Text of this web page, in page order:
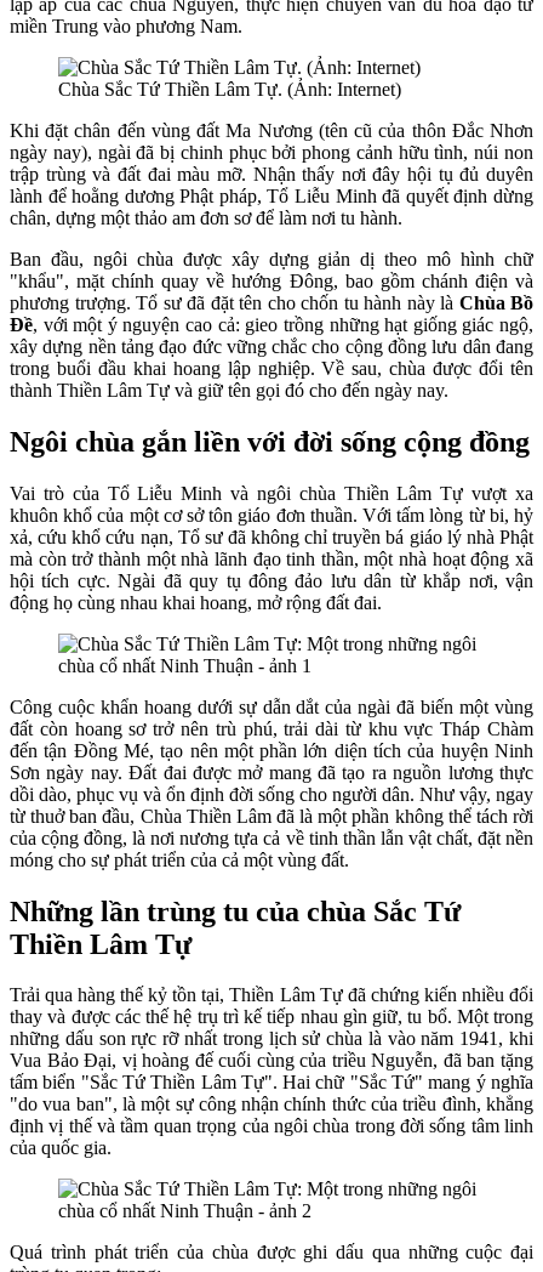
miền Trung vào phương Nam.
Chùa Sắc Tứ Thiền Lâm Tự. (Ảnh: Internet)
Khi đặt chân đến vùng đất Ma Nương (tên cũ của thôn Đắc Nhơn
ngày nay), ngài đã bị chinh phục bởi phong cảnh hữu tình, núi non
trập trùng và đất đai màu mỡ. Nhận thấy nơi đây hội tụ đủ duyên
lành để hoằng dương Phật pháp, Tổ Liễu Minh đã quyết định dừng
chân, dựng một thảo am đơn sơ để làm nơi tu hành.
Ban đầu, ngôi chùa được xây dựng giản dị theo mô hình chữ
"khẩu", mặt chính quay về hướng Đông, bao gồm chánh điện và
phương trượng. Tổ sư đã đặt tên cho chốn tu hành này là Chùa Bồ
Đề, với một ý nguyện cao cả: gieo trồng những hạt giống giác ngộ,
xây dựng nền tảng đạo đức vững chắc cho cộng đồng lưu dân đang
trong buổi đầu khai hoang lập nghiệp. Về sau, chùa được đổi tên
thành Thiền Lâm Tự và giữ tên gọi đó cho đến ngày nay.
Ngôi chùa gắn liền với đời sống cộng đồng
Vai trò của Tổ Liễu Minh và ngôi chùa Thiền Lâm Tự vượt xa
khuôn khổ của một cơ sở tôn giáo đơn thuần. Với tấm lòng từ bi, hỷ
xả, cứu khổ cứu nạn, Tổ sư đã không chỉ truyền bá giáo lý nhà Phật
mà còn trở thành một nhà lãnh đạo tinh thần, một nhà hoạt động xã
hội tích cực. Ngài đã quy tụ đông đảo lưu dân từ khắp nơi, vận
động họ cùng nhau khai hoang, mở rộng đất đai.
Công cuộc khẩn hoang dưới sự dẫn dắt của ngài đã biến một vùng
đất còn hoang sơ trở nên trù phú, trải dài từ khu vực Tháp Chàm
đến tận Đồng Mé, tạo nên một phần lớn diện tích của huyện Ninh
Sơn ngày nay. Đất đai được mở mang đã tạo ra nguồn lương thực
dồi dào, phục vụ và ổn định đời sống cho người dân. Như vậy, ngay
từ thuở ban đầu, Chùa Thiền Lâm đã là một phần không thể tách rời
của cộng đồng, là nơi nương tựa cả về tinh thần lẫn vật chất, đặt nền
móng cho sự phát triển của cả một vùng đất.
Những lần trùng tu của chùa Sắc Tứ
Thiền Lâm Tự
Trải qua hàng thế kỷ tồn tại, Thiền Lâm Tự đã chứng kiến nhiều đổi
thay và được các thế hệ trụ trì kế tiếp nhau gìn giữ, tu bổ. Một trong
những dấu son rực rỡ nhất trong lịch sử chùa là vào năm 1941, khi
Vua Bảo Đại, vị hoàng đế cuối cùng của triều Nguyễn, đã ban tặng
tấm biển "Sắc Tứ Thiền Lâm Tự". Hai chữ "Sắc Tứ" mang ý nghĩa
"do vua ban", là một sự công nhận chính thức của triều đình, khẳng
định vị thế và tầm quan trọng của ngôi chùa trong đời sống tâm linh
của quốc gia.
Quá trình phát triển của chùa được ghi dấu qua những cuộc đại